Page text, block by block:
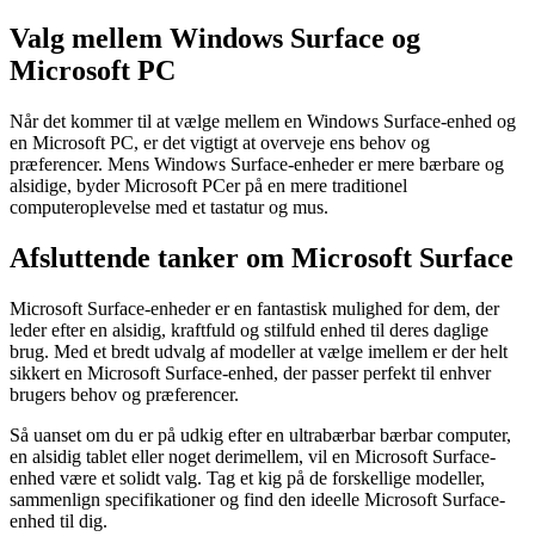
Valg mellem Windows Surface og
Microsoft PC
Når det kommer til at vælge mellem en Windows Surface-enhed og
en Microsoft PC, er det vigtigt at overveje ens behov og
præferencer. Mens Windows Surface-enheder er mere bærbare og
alsidige, byder Microsoft PCer på en mere traditionel
computeroplevelse med et tastatur og mus.
Afsluttende tanker om Microsoft Surface
Microsoft Surface-enheder er en fantastisk mulighed for dem, der
leder efter en alsidig, kraftfuld og stilfuld enhed til deres daglige
brug. Med et bredt udvalg af modeller at vælge imellem er der helt
sikkert en Microsoft Surface-enhed, der passer perfekt til enhver
brugers behov og præferencer.
Så uanset om du er på udkig efter en ultrabærbar bærbar computer,
en alsidig tablet eller noget derimellem, vil en Microsoft Surface-
enhed være et solidt valg. Tag et kig på de forskellige modeller,
sammenlign specifikationer og find den ideelle Microsoft Surface-
enhed til dig.